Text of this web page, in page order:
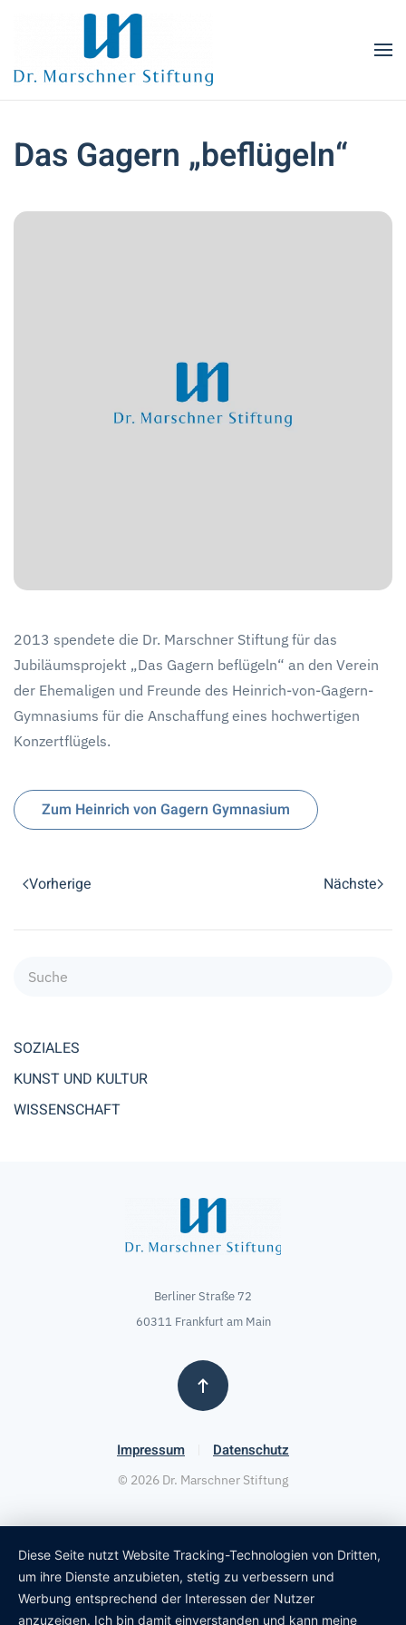
Zum Hauptinhalt springen
Das Gagern „beflügeln“
2013 spendete die Dr. Marschner Stiftung für das
Jubiläumsprojekt „Das Gagern beflügeln“ an den Verein
der Ehemaligen und Freunde des Heinrich-von-Gagern-
Gymnasiums für die Anschaffung eines hochwertigen
Konzertflügels.
Zum Heinrich von Gagern Gymnasium
Vorherige Nächste
SOZIALES
KUNST UND KULTUR
WISSENSCHAFT
Berliner Straße 72
60311 Frankfurt am Main
Impressum Datenschutz
© 2026 Dr. Marschner Stiftung
Diese Seite nutzt Website Tracking-Technologien von Dritten,
um ihre Dienste anzubieten, stetig zu verbessern und
Werbung entsprechend der Interessen der Nutzer
anzuzeigen. Ich bin damit einverstanden und kann meine